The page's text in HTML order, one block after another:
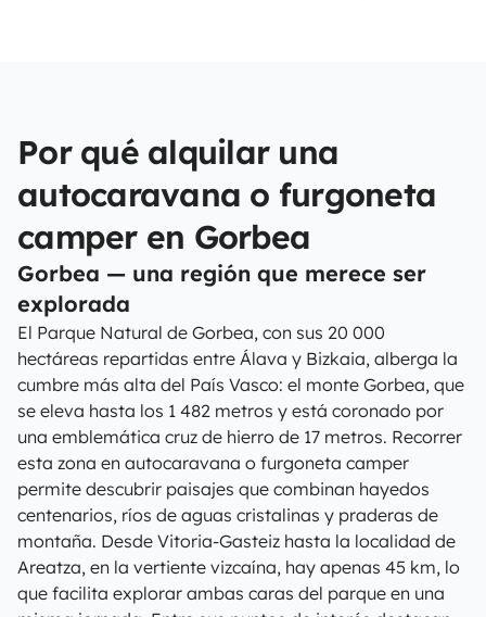
Por qué alquilar una
autocaravana o furgoneta
camper en Gorbea
Gorbea — una región que merece ser
explorada
El Parque Natural de Gorbea, con sus 20 000
hectáreas repartidas entre Álava y Bizkaia, alberga la
cumbre más alta del País Vasco: el monte Gorbea, que
se eleva hasta los 1 482 metros y está coronado por
una emblemática cruz de hierro de 17 metros. Recorrer
esta zona en autocaravana o furgoneta camper
permite descubrir paisajes que combinan hayedos
centenarios, ríos de aguas cristalinas y praderas de
montaña. Desde Vitoria-Gasteiz hasta la localidad de
Areatza, en la vertiente vizcaína, hay apenas 45 km, lo
que facilita explorar ambas caras del parque en una